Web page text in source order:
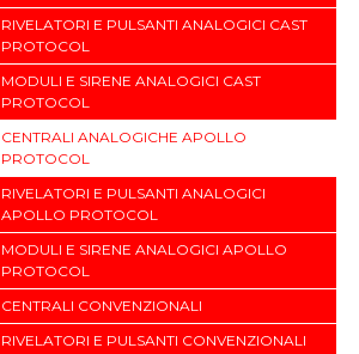
RIVELATORI E PULSANTI ANALOGICI CAST
PROTOCOL
MODULI E SIRENE ANALOGICI CAST
PROTOCOL
CENTRALI ANALOGICHE APOLLO
PROTOCOL
RIVELATORI E PULSANTI ANALOGICI
APOLLO PROTOCOL
MODULI E SIRENE ANALOGICI APOLLO
PROTOCOL
CENTRALI CONVENZIONALI
RIVELATORI E PULSANTI CONVENZIONALI